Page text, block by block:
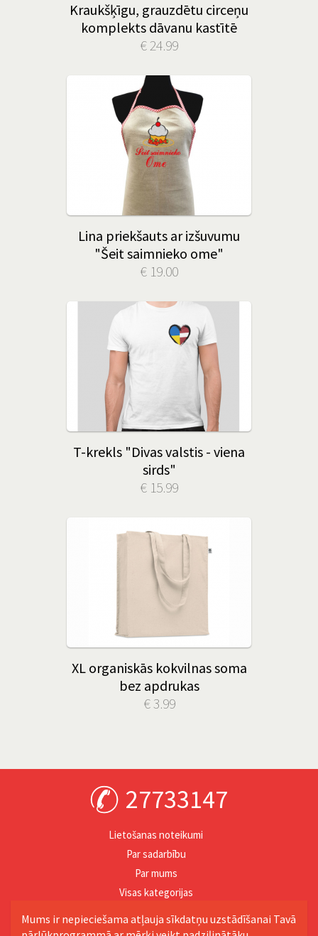
Kraukšķīgu, grauzdētu circeņu
komplekts dāvanu kastītē
€ 24.99
Lina priekšauts ar izšuvumu
"Šeit saimnieko ome"
€ 19.00
T-krekls "Divas valstis - viena
sirds"
€ 15.99
XL organiskās kokvilnas soma
bez apdrukas
€ 3.99
27733147
Lietošanas noteikumi
Par sadarbību
Par mums
Visas kategorijas
Personība
Mums ir nepieciešama atļauja sīkdatņu uzstādīšanai Tavā